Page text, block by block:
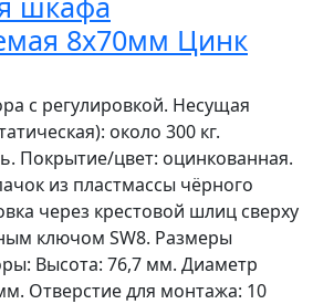
8х70мм Цинк
с регулировкой. Несущая
около 300 кг.
Покрытие/цвет: оцинкованная.
из пластмассы чёрного
через крестовой шлиц сверху
ключом SW8. Размеры
Высота: 76,7 мм. Диаметр
Отверстие для монтажа: 10